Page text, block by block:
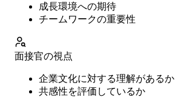
成長環境への期待
チームワークの重要性
面接官の視点
企業文化に対する理解があるか
共感性を評価しているか